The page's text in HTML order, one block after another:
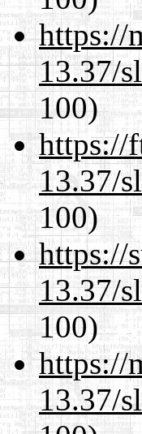
https://
13.37/
100)
https://
13.37/
100)
https://
13.37/
100)
https://
13.37/